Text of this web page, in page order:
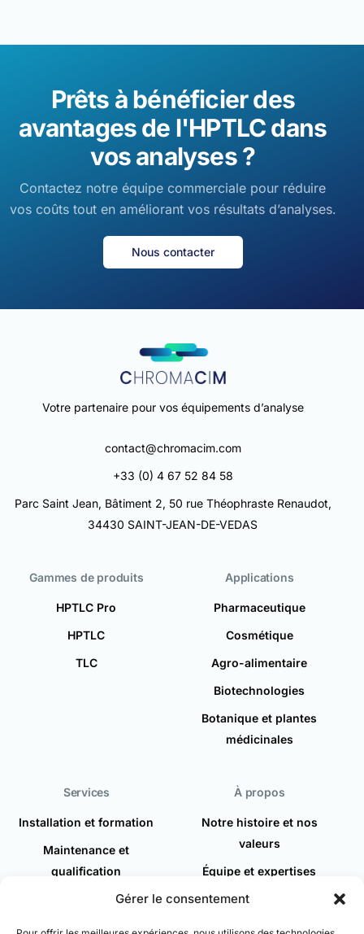
Gérer le consentement
Prêts à bénéficier des
avantages de l'HPTLC dans
vos analyses ?
Contactez notre équipe commerciale pour réduire
vos coûts tout en améliorant vos résultats d’analyses.
Nous contacter
Votre partenaire pour vos équipements d’analyse
contact@chromacim.com
+33 (0) 4 67 52 84 58
Parc Saint Jean, Bâtiment 2, 50 rue Théophraste Renaudot,
34430 SAINT-JEAN-DE-VEDAS
Gammes de produits
HPTLC Pro
HPTLC
TLC
Applications
Pharmaceutique
Cosmétique
Agro-alimentaire
Biotechnologies
Botanique et plantes
médicinales
Services
Installation et formation
Maintenance et
qualification
Demande d'intervention
À propos
Notre histoire et nos
valeurs
Équipe et expertises
Actualités
Recrutement